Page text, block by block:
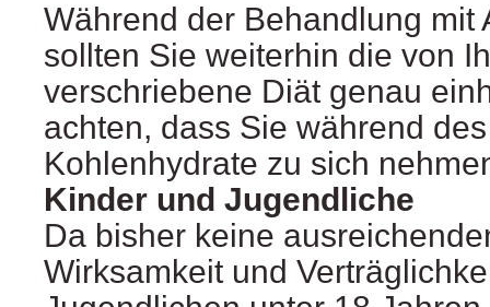
Während der Behandlung mit
sollten Sie weiterhin die von
verschriebene Diät genau
achten, dass Sie während
Kohlenhydrate zu sich
Kinder und Jugendliche
Da bisher keine
Wirksamkeit und